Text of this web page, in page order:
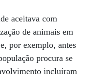
aceitava com
de animais em
por exemplo, antes
procura se
incluíram